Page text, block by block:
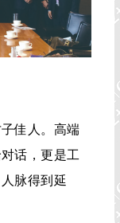
佳人。高端
话，更是工
脉得到延